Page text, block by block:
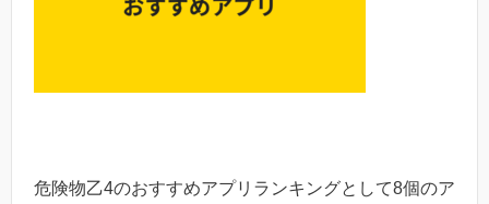
危険物乙4のおすすめアプリランキングとして8個のア